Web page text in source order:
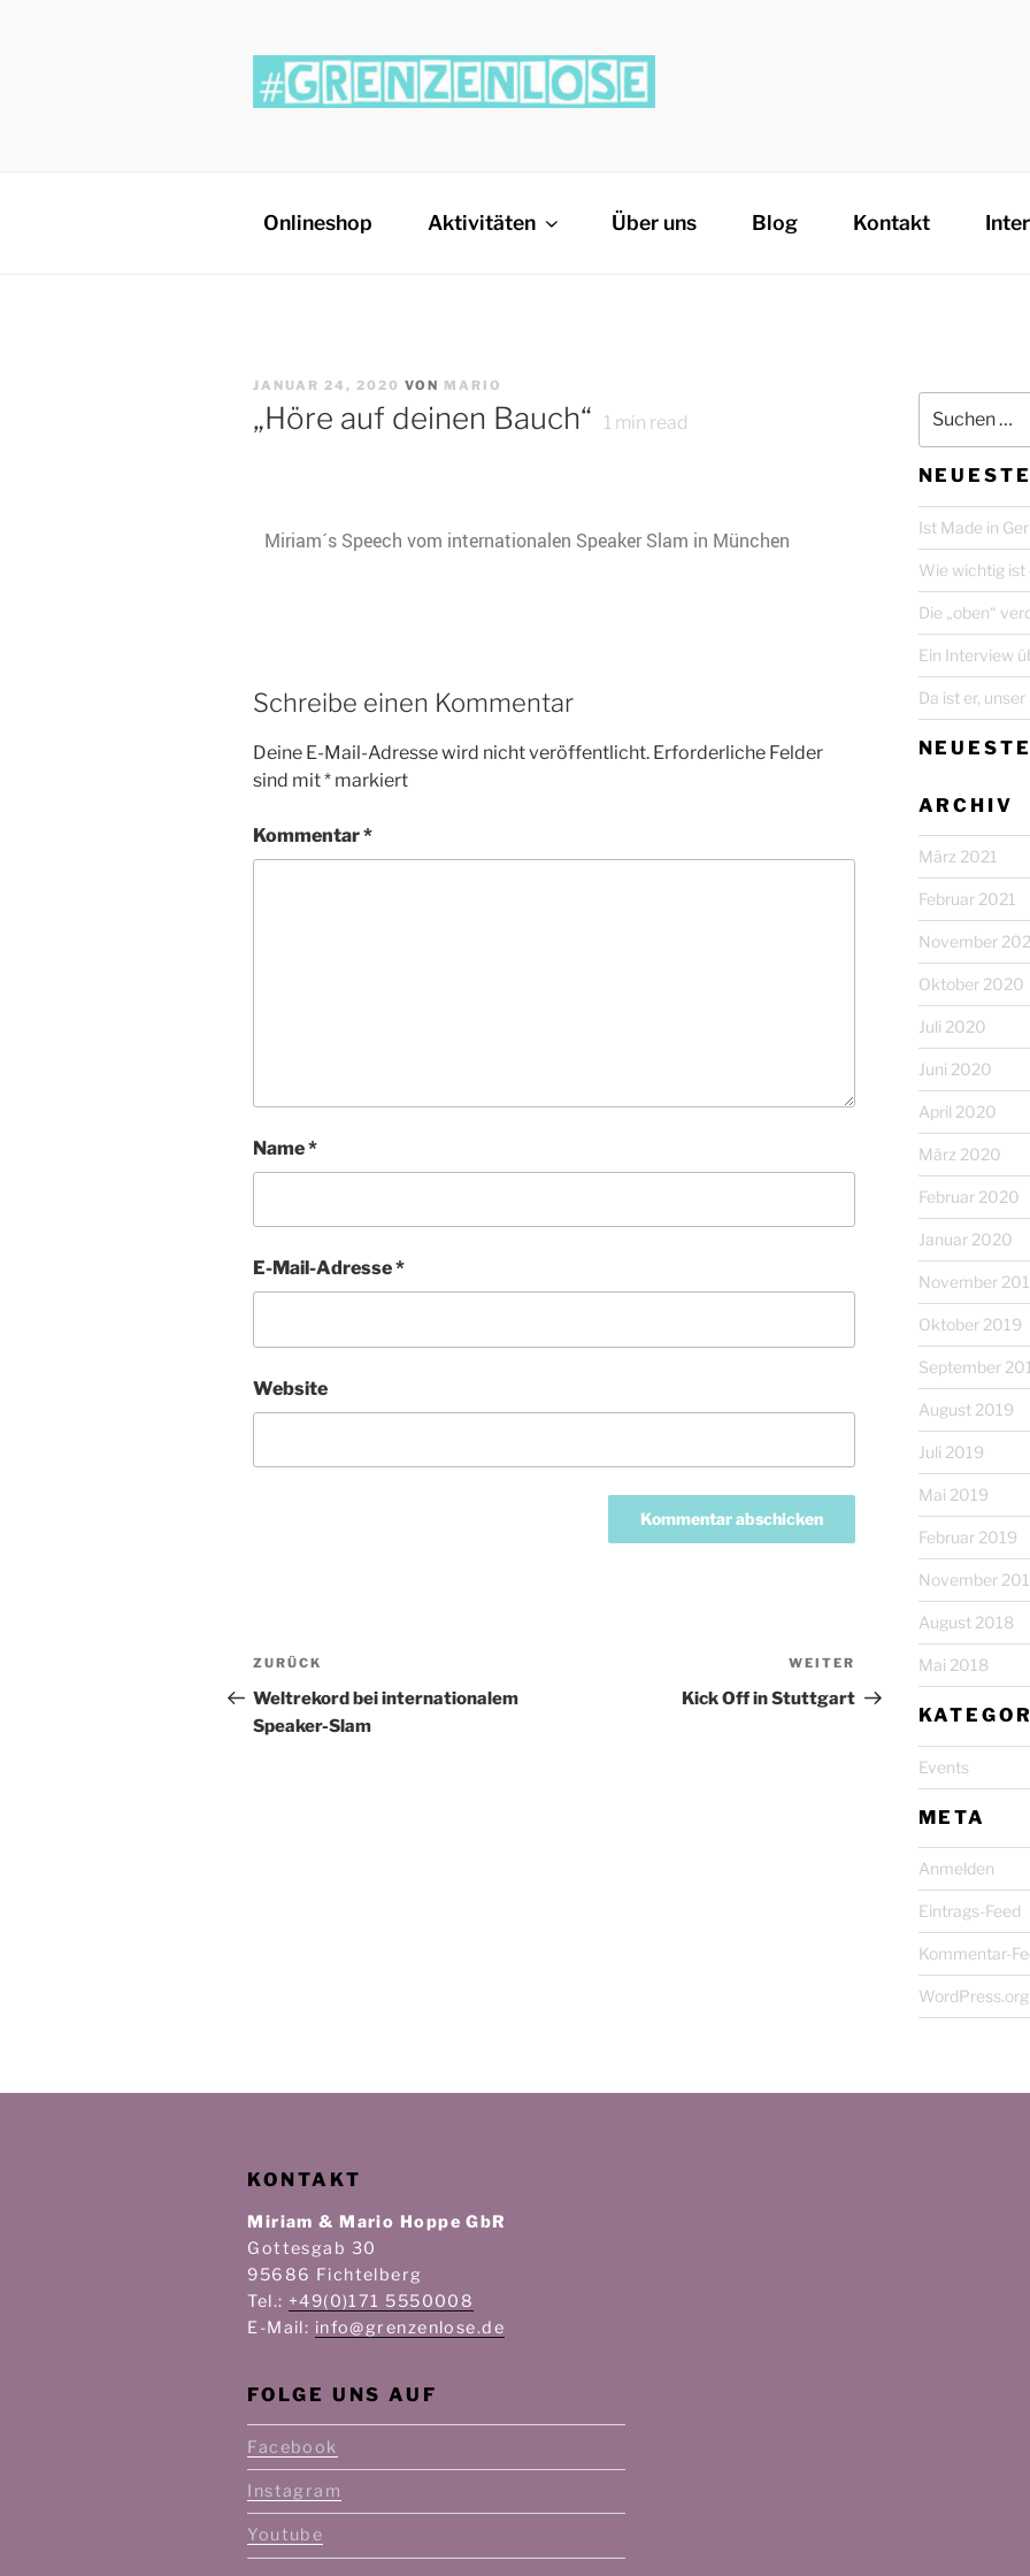
Onlineshop Aktivitäten Über uns Blog Kontakt
JANUAR 24, 2020 VON MARIO
„Höre auf deinen Bauch“ 1 min read
Miriam´s Speech vom internationalen Speaker Slam in München
Schreibe einen Kommentar
Deine E-Mail-Adresse wird nicht veröffentlicht. Erforderliche Felder
sind mit* markiert
Kommentar*
Name*
E-Mail-Adresse*
Website
ZURÜCK
Weltrekord bei internationalem
Speaker-Slam
WEITER
Kick Off in Stuttgart
Ist Made in
Wie wichtig
Die „oben“
Ein Interview
Da ist er,
ARCHIV
März 2021
Februar 2021
November
Oktober 2020
Juli 2020
Juni 2020
April 2020
März 2020
Februar 2020
Januar 2020
November
Oktober 2019
September
August 2019
Juli 2019
Mai 2019
Februar 2019
November
August 2018
Mai 2018
Events
META
Anmelden
Eintrags-Feed
Kommentar-
WordPress.org
KONTAKT
Miriam & Mario Hoppe GbR
Gottesgab 30
95686 Fichtelberg
Tel.: +49(0)171 5550008
E-Mail: info@grenzenlose.de
FOLGE UNS AUF
Facebook
Instagram
Youtube